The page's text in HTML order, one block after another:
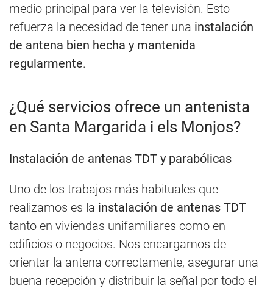
medio principal para ver la televisión. Esto
refuerza la necesidad de tener una instalación
de antena bien hecha y mantenida
regularmente.
¿Qué servicios ofrece un antenista
en Santa Margarida i els Monjos?
Instalación de antenas TDT y parabólicas
Uno de los trabajos más habituales que
realizamos es la instalación de antenas TDT
tanto en viviendas unifamiliares como en
edificios o negocios. Nos encargamos de
orientar la antena correctamente, asegurar una
buena recepción y distribuir la señal por todo el